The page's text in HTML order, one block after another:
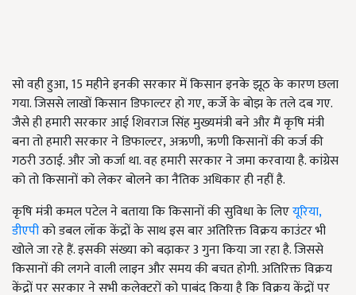
सो वही हुआ,15महीने इनकी सरकार में किसान इनके झूठ के कारण छला
गया. जिससे लाखों किसान डिफाल्टर हो गए, कर्जे के बोझ के तले दब गए.
जैसे ही हमारी सरकार आई शिवराज सिंह मुख्यमंत्री बने और मैं कृषि मंत्री
बना तो हमारी सरकार ने डिफाल्टर,अऋणी,ऋणी किसानों की कर्ज की
गठरी उठाई. और जो कर्जा था. वह हमारी सरकार ने जमा करवाया है. कांग्रेस
को तो किसानों को लेकर बोलने का नैतिक अधिकार ही नहीं है.
कृषि मंत्री कमल पटेल ने बताया कि किसानों की सुविधा के लिएयूरिया,
डीएपीको डबल लॉक केंद्रों के साथ इस बार अतिरिक्त विक्रय काउंटर भी
खोले जा रहे हैं. इसकी संख्या को बढ़ाकर3गुना किया जा रहा है. जिससे
किसानों की लगने वाली लाइन और समय की बचत होगी. अतिरिक्त विक्रय
केंद्रों पर सरकार ने सभी कलेक्टरों को पाबंद किया है कि विक्रय केंद्रों पर